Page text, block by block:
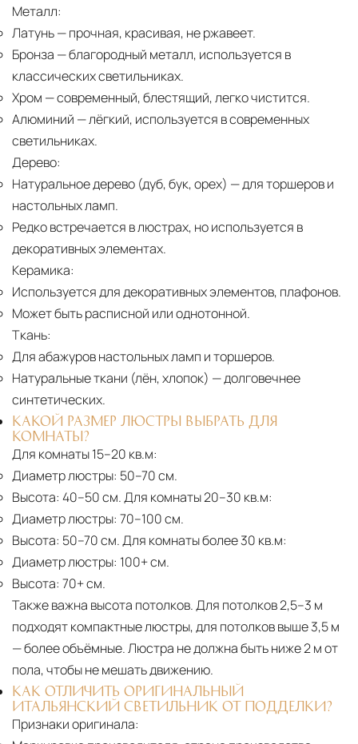
Металл:
Латунь— прочная, красивая, не ржавеет.
Бронза — благородный металл, используется в
классических светильниках.
Хром — современный, блестящий, легко чистится.
Алюминий — лёгкий, используется в современных
светильниках.
Дерево:
Натуральное дерево (дуб, бук, орех) — для торшеров и
настольных ламп.
Редко встречается в люстрах, но используется в
декоративных элементах.
Керамика:
Используется для декоративных элементов, плафонов.
Может быть расписной или однотонной.
Ткань:
Для абажуров настольных ламп и торшеров.
Натуральные ткани (лён, хлопок) — долговечнее
синтетических.
КАКОЙ РАЗМЕР ЛЮСТРЫ ВЫБРАТЬ ДЛЯ
КОМНАТЫ?
Для комнаты 15–20 кв.м:
Диаметр люстры: 50–70 см.
Высота: 40–50 см. Для комнаты 20–30 кв.м:
Диаметр люстры: 70–100 см.
Высота: 50–70 см. Для комнаты более 30 кв.м:
Диаметр люстры: 100+ см.
Высота: 70+ см.
Также важна высота потолков. Для потолков 2,5–3 м
подходят компактные люстры, для потолков выше 3,5 м
— более объёмные. Люстра не должна быть ниже 2 м от
пола, чтобы не мешать движению.
КАК ОТЛИЧИТЬ ОРИГИНАЛЬНЫЙ
ИТАЛЬЯНСКИЙ СВЕТИЛЬНИК ОТ ПОДДЕЛКИ?
Признаки оригинала: